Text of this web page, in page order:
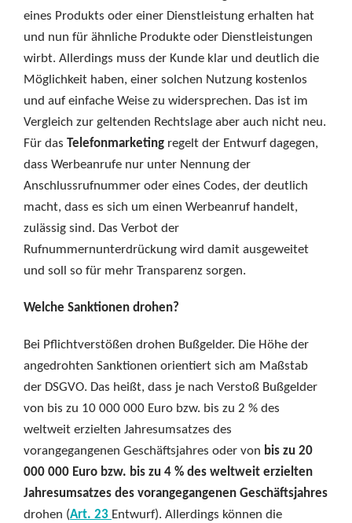
eines Produkts oder einer Dienstleistung erhalten hat
und nun für ähnliche Produkte oder Dienstleistungen
wirbt. Allerdings muss der Kunde klar und deutlich die
Möglichkeit haben, einer solchen Nutzung kostenlos
und auf einfache Weise zu widersprechen. Das ist im
Vergleich zur geltenden Rechtslage aber auch nicht neu.
Für das Telefonmarketing regelt der Entwurf dagegen,
dass Werbeanrufe nur unter Nennung der
Anschlussrufnummer oder eines Codes, der deutlich
macht, dass es sich um einen Werbeanruf handelt,
zulässig sind. Das Verbot der
Rufnummernunterdrückung wird damit ausgeweitet
und soll so für mehr Transparenz sorgen.
Welche Sanktionen drohen?
Bei Pflichtverstößen drohen Bußgelder. Die Höhe der
angedrohten Sanktionen orientiert sich am Maßstab
der DSGVO. Das heißt, dass je nach Verstoß Bußgelder
von bis zu 10 000 000 Euro bzw. bis zu 2 % des
weltweit erzielten Jahresumsatzes des
vorangegangenen Geschäftsjahres oder von bis zu 20
000 000 Euro bzw. bis zu 4 % des weltweit erzielten
Jahresumsatzes des vorangegangenen Geschäftsjahres
drohen (Art. 23 Entwurf). Allerdings können die